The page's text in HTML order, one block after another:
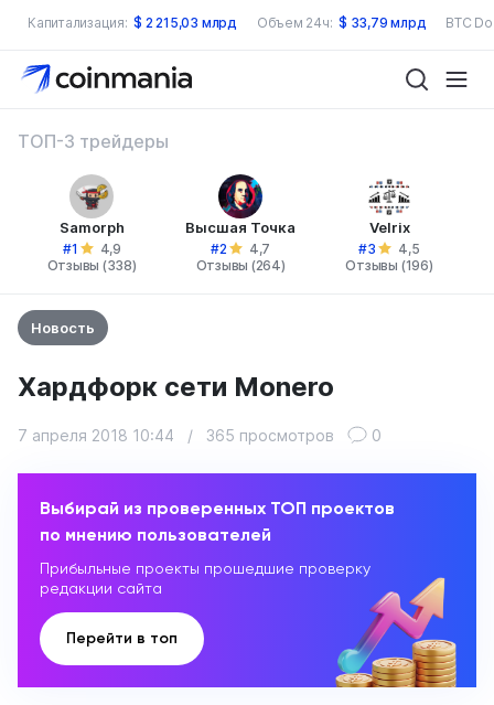
Капитализация: $ 2 215,03 млрд Объем 24ч: $ 33,79 млрд BTC
ТОП-3 трейдеры
Samorph
#1
4,9
Отзывы (338)
Высшая Точка
#2
4,7
Отзывы (264)
Velrix
#3
4,5
Отзывы (196)
Новость
Хардфорк сети Monero
7 апреля 2018 10:44 / 365 просмотров 0
Выбирай из проверенных ТОП проектов
по мнению пользователей
Прибыльные проекты прошедшие проверку
редакции сайта
Перейти в топ